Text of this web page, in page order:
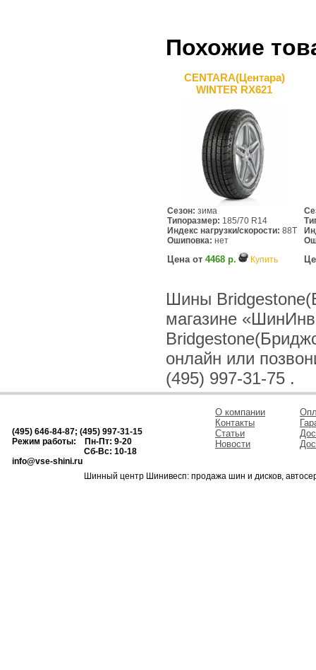
Похожие
CENTARA(Центара)
WINTER RX621
Сезон: зима
Типоразмер: 185/70 R14
Индекс нагрузки/скорости: 88T
Ошиповка: нет
Цена от 4468 р. Купить
Шины
магазине
онлайн или
(495) 997-31-75 .
(495) 646-84-87; (495) 997-31-15
Режим работы: Пн-Пт: 9-20
Сб-Вс: 10-18
info@vse-shini.ru
О компании
Контакты
Статьи
Новости
Шинный центр Шинивесп: продажа шин и дисков,